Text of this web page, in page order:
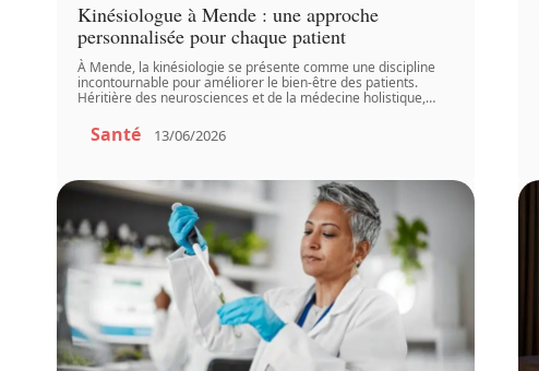
Kinésiologue à Mende : une approche
personnalisée pour chaque patient
À Mende, la kinésiologie se présente comme une discipline
incontournable pour améliorer le bien-être des patients.
Héritière des neurosciences et de la médecine holistique,…
Santé 13/06/2026